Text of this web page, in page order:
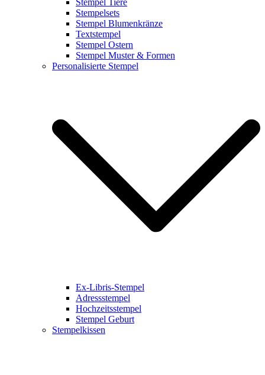
Stempel Tiere
Stempelsets
Stempel Blumenkränze
Textstempel
Stempel Ostern
Stempel Muster & Formen
Personalisierte Stempel
Ex-Libris-Stempel
Adressstempel
Hochzeitsstempel
Stempel Geburt
Stempelkissen